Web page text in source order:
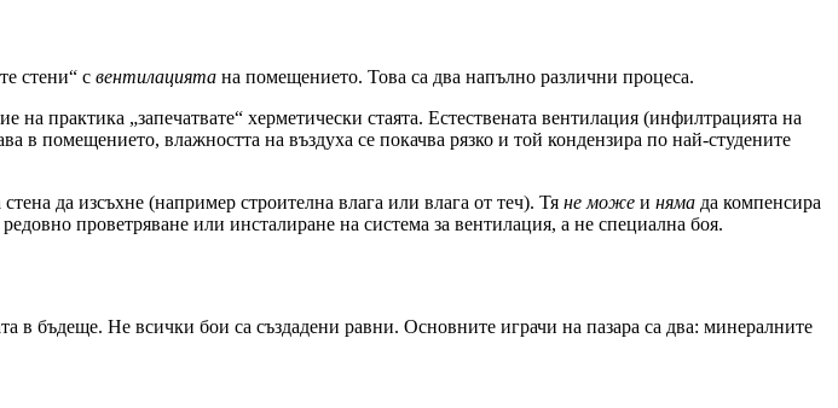
стени“ с вентилацията на помещението. Това са два напълно различни процеса.
практика „запечатвате“ херметически стаята. Естествената вентилация (инфилтрацията на
в помещението, влажността на въздуха се покачва рязко и той кондензира по най-студените
стена да изсъхне (например строителна влага или влага от теч). Тя не може и няма да компенсира
проветряване или инсталиране на система за вентилация, а не специална боя.
в бъдеще. Не всички бои са създадени равни. Основните играчи на пазара са два: минералните